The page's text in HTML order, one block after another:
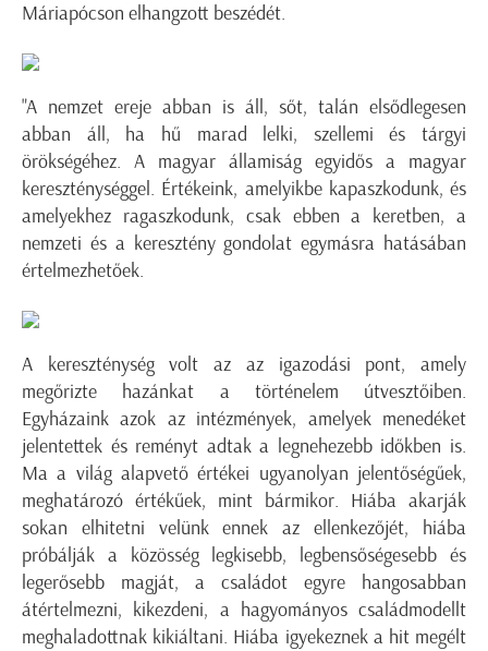
Máriapócson elhangzott beszédét.
"A nemzet ereje abban is áll, sőt, talán elsődlegesen
abban áll, ha hű marad lelki, szellemi és tárgyi
örökségéhez. A magyar államiság egyidős a magyar
kereszténységgel. Értékeink, amelyikbe kapaszkodunk, és
amelyekhez ragaszkodunk, csak ebben a keretben, a
nemzeti és a keresztény gondolat egymásra hatásában
értelmezhetőek.
A kereszténység volt az az igazodási pont, amely
megőrizte hazánkat a történelem útvesztőiben.
Egyházaink azok az intézmények, amelyek menedéket
jelentettek és reményt adtak a legnehezebb időkben is.
Ma a világ alapvető értékei ugyanolyan jelentőségűek,
meghatározó értékűek, mint bármikor. Hiába akarják
sokan elhitetni velünk ennek az ellenkezőjét, hiába
próbálják a közösség legkisebb, legbensőségesebb és
legerősebb magját, a családot egyre hangosabban
átértelmezni, kikezdeni, a hagyományos családmodellt
meghaladottnak kikiáltani. Hiába igyekeznek a hit megélt